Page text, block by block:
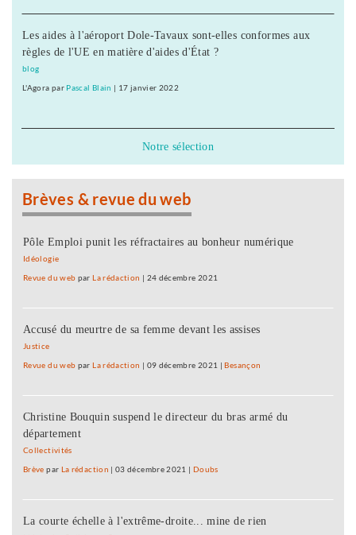
Les aides à l'aéroport Dole-Tavaux sont-elles conformes aux
règles de l'UE en matière d'aides d'État ?
blog
L'Agora par Pascal Blain | 17 janvier 2022
Notre sélection
Brèves & revue du web
Pôle Emploi punit les réfractaires au bonheur numérique
Idéologie
Revue du web parLa rédaction | 24 décembre 2021
Accusé du meurtre de sa femme devant les assises
Justice
Revue du web parLa rédaction | 09 décembre 2021 |Besançon
Christine Bouquin suspend le directeur du bras armé du
département
Collectivités
Brève par La rédaction |03 décembre 2021 | Doubs
La courte échelle à l'extrême-droite... mine de rien